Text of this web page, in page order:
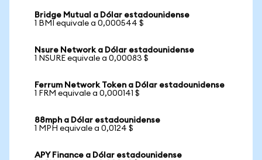
Bridge Mutual a Dólar estadounidense
1 BMI equivale a 0,000544 $
Nsure Network a Dólar estadounidense
1 NSURE equivale a 0,00083 $
Ferrum Network Token a Dólar estadounidense
1 FRM equivale a 0,000141 $
88mph a Dólar estadounidense
1 MPH equivale a 0,0124 $
APY Finance a Dólar estadounidense